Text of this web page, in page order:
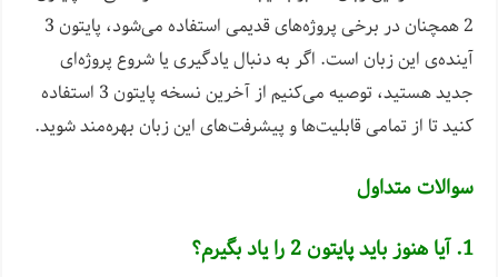
2 همچنان در برخی پروژه‌های قدیمی استفاده می‌شود، پایتون 3
آینده‌ی این زبان است. اگر به دنبال یادگیری یا شروع پروژه‌ای
جدید هستید، توصیه می‌کنیم از آخرین نسخه پایتون 3 استفاده
کنید تا از تمامی قابلیت‌ها و پیشرفت‌های این زبان بهره‌مند شوید.
سوالات متداول
1. آیا هنوز باید پایتون 2 را یاد بگیرم؟